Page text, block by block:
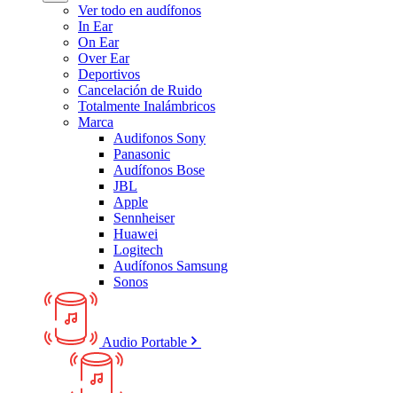
Ver todo en audífonos
In Ear
On Ear
Over Ear
Deportivos
Cancelación de Ruido
Totalmente Inalámbricos
Marca
Audifonos Sony
Panasonic
Audífonos Bose
JBL
Apple
Sennheiser
Huawei
Logitech
Audífonos Samsung
Sonos
Audio Portable